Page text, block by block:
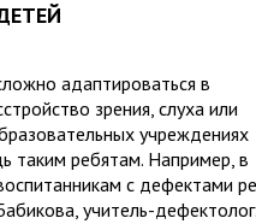
адаптироваться в
зрения, слуха или
учреждениях
таким ребятам. Например, в
с дефектами
учитель-